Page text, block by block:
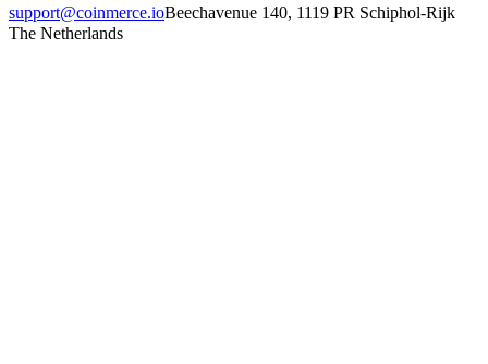
support@coinmerce.ioBeechavenue 140, 1119 PR Schiphol-Rijk
The Netherlands